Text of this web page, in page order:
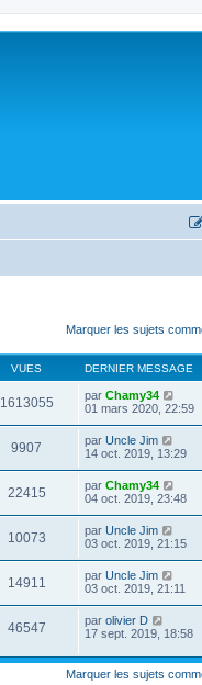
Marquer les sujets
VUES DERNIER MESSAGE
1613055 par Chamy34
01 mars 2020, 22:59
9907 par Uncle Jim
14 oct. 2019, 13:29
22415 par Chamy34
04 oct. 2019, 23:48
10073 par Uncle Jim
03 oct. 2019, 21:15
14911 par Uncle Jim
03 oct. 2019, 21:11
46547 par olivier D
17 sept. 2019, 18:58
Marquer les sujets